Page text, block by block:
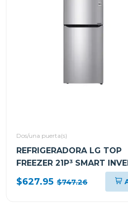
Dos/una puerta(s)
REFRIGERADORA LG TOP
FREEZER 21P³ SMART
GT57BPSX
$627.95 $747.26